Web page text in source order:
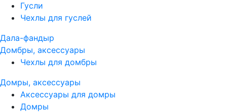
Гусли
Чехлы для гуслей
Дала-фандыр
Домбры, аксессуары
Чехлы для домбры
Домры, аксессуары
Аксессуары для домры
Домры